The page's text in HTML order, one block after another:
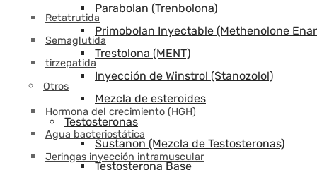
Retatrutida
Semaglutida
tirzepatida
Otros
Hormona del crecimiento (HGH)
Agua bacteriostática
Jeringas inyección intramuscular
Parabolan (Trenbolona)
Primobolan Inyectable (Methenolone
Trestolona (MENT)
Inyección de Winstrol (Stanozolol)
Mezcla de esteroides
Testosteronas
Sustanon (Mezcla de Testosteronas)
Testosterona Base